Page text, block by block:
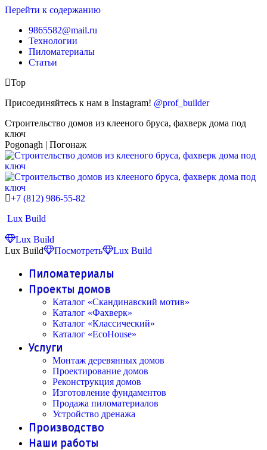
Перейти к содержанию
9865582@mail.ru
Технологии
Пиломатериалы
Статьи
Top
Присоединяйтесь к нам в Instagram! @prof_builder
Строительство домов из клееного бруса, фахверк дома под
ключ
Pogonagh | Погонаж
+7 (812) 986-55-82
Lux Build
Lux Build
Lux Build
Посмотреть Lux Build
Пиломатериалы
Проекты домов
Каталог «Скандинавский мотив»
Каталог «Фахверк»
Каталог «Классический»
Каталог «EcoHouse»
Услуги
Монтаж деревянных домов
Проектирование домов
Реконструкция домов
Изготовление фундаментов
Продажа пиломатериалов
Устройство дренажа
Производство
Наши работы